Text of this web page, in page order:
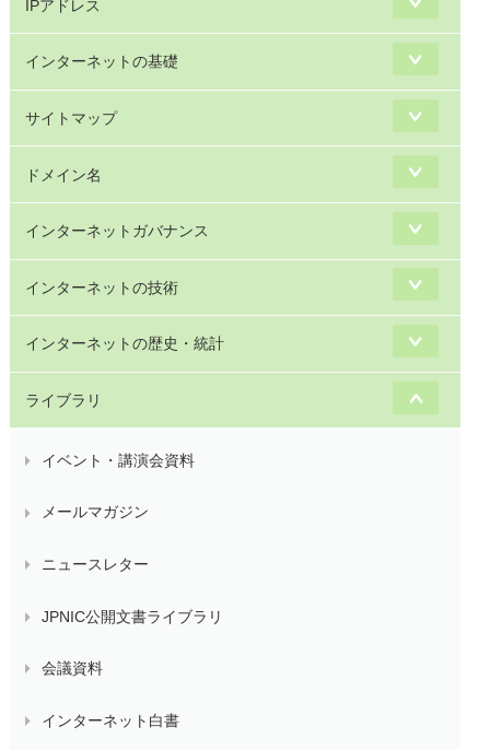
IPアドレス
インターネットの基礎
サイトマップ
ドメイン名
インターネットガバナンス
インターネットの技術
インターネットの歴史・統計
ライブラリ
イベント・講演会資料
メールマガジン
ニュースレター
JPNIC公開文書ライブラリ
会議資料
インターネット白書